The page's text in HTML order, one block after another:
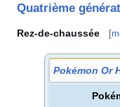
Quatrième
Rez-de-chaussée [
Pokémon Or